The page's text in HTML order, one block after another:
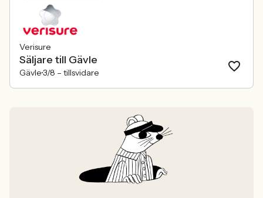
Verisure
Säljare till Gävle
Gävle3/8 – tillsvidare